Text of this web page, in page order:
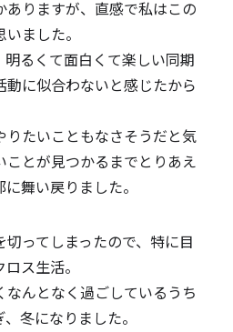
ありますが、直感で私はこの
ました。
明るくて面白くて楽しい同期
動に似合わないと感じたから
りたいこともなさそうだと気
ことが見つかるまでとりあえ
舞い戻りました。
ってしまったので、特に目
ス生活。
なんとなく過ごしているうち
冬になりました。